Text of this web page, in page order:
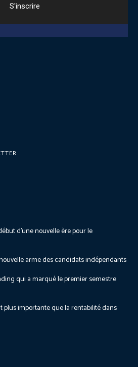
d’une nouvelle ère pour le
arme des candidats indépendants
qui a marqué le premier semestre
plus importante que la rentabilité dans